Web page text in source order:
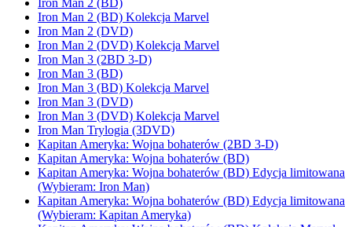
Iron Man 2 (BD)
Iron Man 2 (BD) Kolekcja Marvel
Iron Man 2 (DVD)
Iron Man 2 (DVD) Kolekcja Marvel
Iron Man 3 (2BD 3-D)
Iron Man 3 (BD)
Iron Man 3 (BD) Kolekcja Marvel
Iron Man 3 (DVD)
Iron Man 3 (DVD) Kolekcja Marvel
Iron Man Trylogia (3DVD)
Kapitan Ameryka: Wojna bohaterów (2BD 3-D)
Kapitan Ameryka: Wojna bohaterów (BD)
Kapitan Ameryka: Wojna bohaterów (BD) Edycja limitowana
(Wybieram: Iron Man)
Kapitan Ameryka: Wojna bohaterów (BD) Edycja limitowana
(Wybieram: Kapitan Ameryka)